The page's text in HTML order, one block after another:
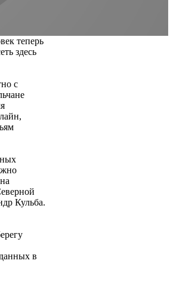
теперь
здесь
с
Кульба.
в